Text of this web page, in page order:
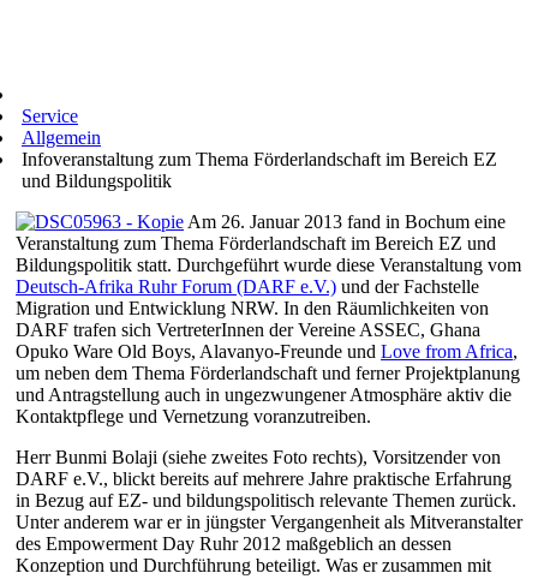
Service
Allgemein
Infoveranstaltung zum Thema Förderlandschaft im Bereich EZ
und Bildungspolitik
Am 26. Januar 2013 fand in Bochum eine
Veranstaltung zum Thema Förderlandschaft im Bereich EZ und
Bildungspolitik statt. Durchgeführt wurde diese Veranstaltung vom
Deutsch-Afrika Ruhr Forum (DARF e.V.) und der Fachstelle
Migration und Entwicklung NRW. In den Räumlichkeiten von
DARF trafen sich VertreterInnen der Vereine ASSEC, Ghana
Opuko Ware Old Boys, Alavanyo-Freunde und Love from Africa,
um neben dem Thema Förderlandschaft und ferner Projektplanung
und Antragstellung auch in ungezwungener Atmosphäre aktiv die
Kontaktpflege und Vernetzung voranzutreiben.
Herr Bunmi Bolaji (siehe zweites Foto rechts), Vorsitzender von
DARF e.V., blickt bereits auf mehrere Jahre praktische Erfahrung
in Bezug auf EZ- und bildungspolitisch relevante Themen zurück.
Unter anderem war er in jüngster Vergangenheit als Mitveranstalter
des Empowerment Day Ruhr 2012 maßgeblich an dessen
Konzeption und Durchführung beteiligt. Was er zusammen mit